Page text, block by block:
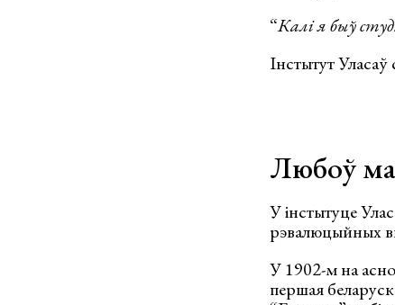
“Калі я быў
Інстытут
Любоў
У інстытуце
рэвалюцыйных
У 1902-м на
першая